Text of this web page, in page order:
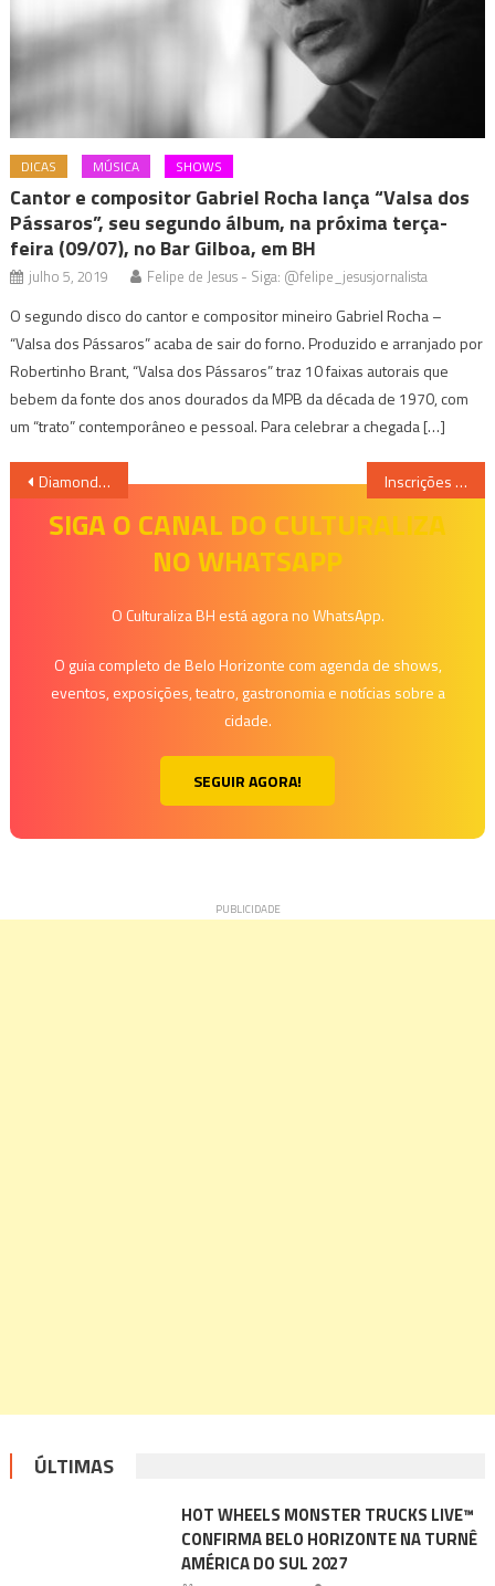
DICAS MÚSICA SHOWS
Cantor e compositor Gabriel Rocha lança “Valsa dos
Pássaros”, seu segundo álbum, na próxima terça-
feira (09/07), no Bar Gilboa, em BH
julho 5, 2019 Felipe de Jesus - Siga: @felipe_jesusjornalista
O segundo disco do cantor e compositor mineiro Gabriel Rocha –
“Valsa dos Pássaros” acaba de sair do forno. Produzido e arranjado por
Robertinho Brant, “Valsa dos Pássaros” traz 10 faixas autorais que
bebem da fonte dos anos dourados da MPB da década de 1970, com
um “trato” contemporâneo e pessoal. Para celebrar a chegada […]
Navegação
Diamond Mall recebe muita ciência e diversão com a Xperience Inscrições abertas para o 19º FESTCURTASBH
SIGA O CANAL DO CULTURALIZA
NO WHATSAPP
O Culturaliza BH está agora no WhatsApp.
O guia completo de Belo Horizonte com agenda de shows,
eventos, exposições, teatro, gastronomia e notícias sobre a
cidade.
SEGUIR AGORA!
ÚLTIMAS
HOT WHEELS MONSTER TRUCKS LIVE™
CONFIRMA BELO HORIZONTE NA TURNÊ
AMÉRICA DO SUL 2027